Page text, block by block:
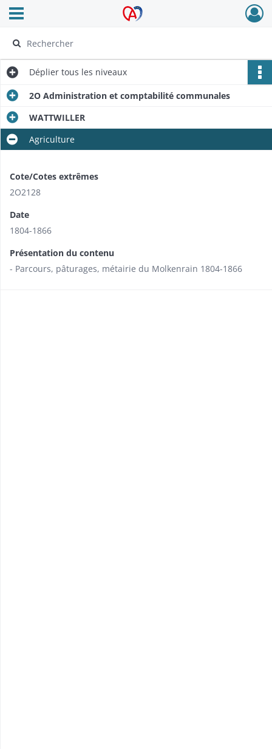
Archives Alsace - Colmar
Ouvrir le menu déroulant
Déplier tous les niveaux
2O Administration et comptabilité communales
WATTWILLER
Agriculture
Cote/Cotes extrêmes
2O2128
Date
1804-1866
Présentation du contenu
- Parcours, pâturages, métairie du Molkenrain 1804-1866